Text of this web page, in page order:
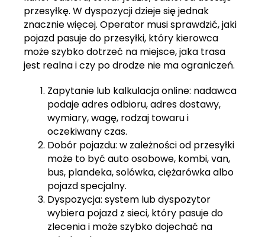
przesyłkę. W dyspozycji dzieje się jednak
znacznie więcej. Operator musi sprawdzić, jaki
pojazd pasuje do przesyłki, który kierowca
może szybko dotrzeć na miejsce, jaka trasa
jest realna i czy po drodze nie ma ograniczeń.
Zapytanie lub kalkulacja online: nadawca
podaje adres odbioru, adres dostawy,
wymiary, wagę, rodzaj towaru i
oczekiwany czas.
Dobór pojazdu: w zależności od przesyłki
może to być auto osobowe, kombi, van,
bus, plandeka, solówka, ciężarówka albo
pojazd specjalny.
Dyspozycja: system lub dyspozytor
wybiera pojazd z sieci, który pasuje do
zlecenia i może szybko dojechać na